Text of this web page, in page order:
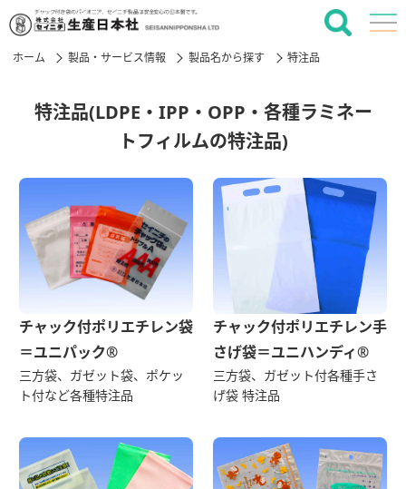
ホーム 製品・サービス情報 製品名から探す 特注品
特注品(LDPE・IPP・OPP・各種ラミネー
トフィルムの特注品)
チャック付ポリエチレン袋
＝ユニパック®
三方袋、ガゼット袋、ポケッ
ト付など各種特注品
チャック付ポリエチレン手
さげ袋＝ユニハンディ®
三方袋、ガゼット付各種手さ
げ袋 特注品